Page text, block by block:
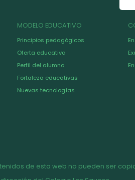
MODELO EDUCATIVO
Principios pedagógicos
Oferta educativa
Perfil del alumno
Fortaleza educativas
Nuevas tecnologías
de esta web no pueden ser